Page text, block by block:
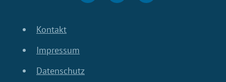
Kontakt
Impressum
Datenschutz